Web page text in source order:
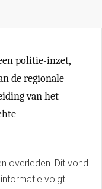
politie-inzet,
de regionale
van het
overleden. Dit vond
volgt.